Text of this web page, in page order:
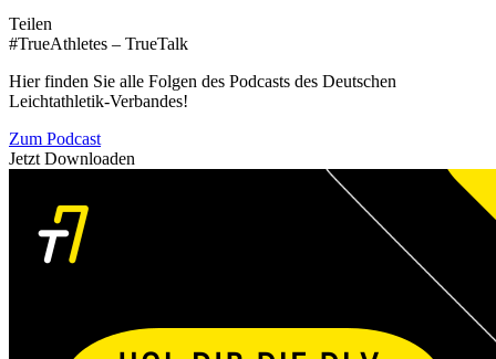
Teilen
#TrueAthletes – TrueTalk
Hier finden Sie alle Folgen des Podcasts des Deutschen
Leichtathletik-Verbandes!
Zum Podcast
Jetzt Downloaden